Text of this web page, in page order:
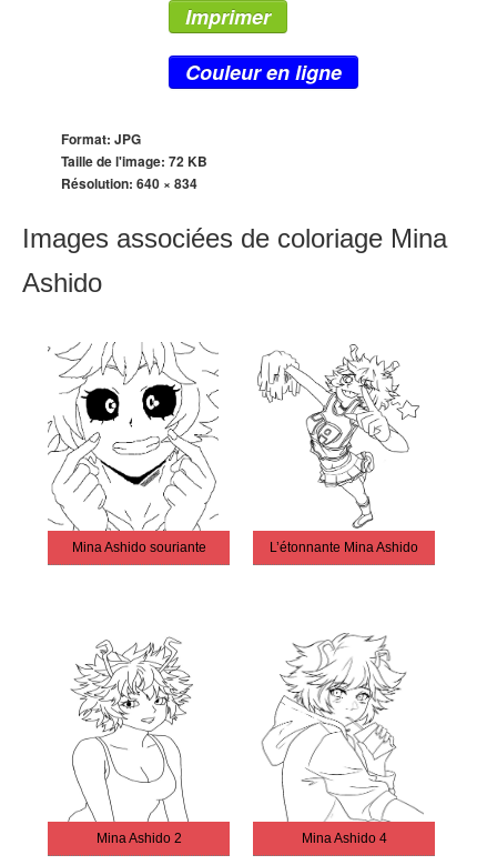
Imprimer
Couleur en ligne
Format: JPG
Taille de l'image: 72 KB
Résolution: 640 × 834
Images associées de coloriage Mina
Ashido
Mina Ashido souriante L’étonnante Mina Ashido
Mina Ashido 2 Mina Ashido 4